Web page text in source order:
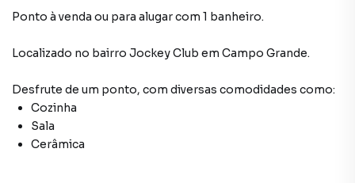
Ponto à venda ou para alugar com 1 banheiro.
Localizado no bairro Jockey Club em Campo Grande.
Desfrute de um ponto, com diversas comodidades como:
Cozinha
Sala
Cerâmica